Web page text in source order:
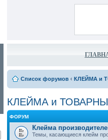
Список форумов ‹ КЛЕЙМА и
КЛЕЙМА и
ФОРУМ
Клейма
Темы, касающиеся клейм